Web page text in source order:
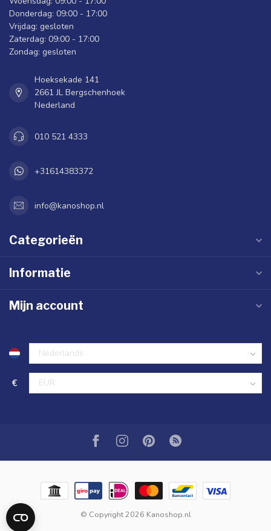
Donderdag: 09:00 - 17:00
Vrijdag: gesloten
Zaterdag: 09:00 - 17:00
Zondag: gesloten
Hoeksekade 141
2661 JL Bergschenhoek
Nederland
010 521 4333
+31614383372
info@kanoshop.nl
Categorieën
Informatie
Mijn account
€
© Copyright 2026 Kanoshop.nl